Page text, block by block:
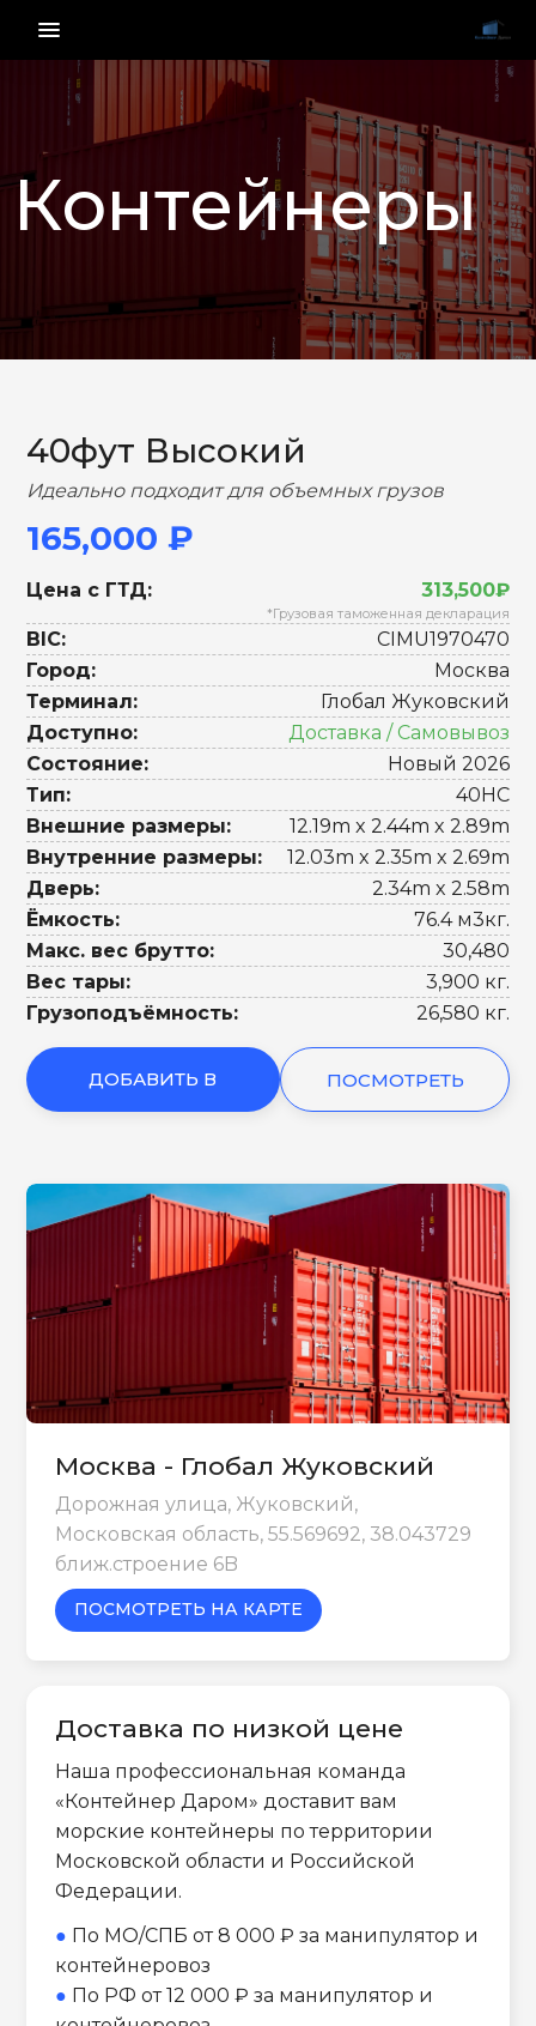
menu_vert
Контейнеры
НАЗАД ВПЕРЕД
40фут Высокий
Идеально подходит для объемных грузов
165,000 ₽
Цена с ГТД: 313,500₽
*Грузовая таможенная декларация
BIC:
CIMU1970470
Город:
Москва
Терминал:
Глобал Жуковский
Доступно:
Доставка / Самовывоз
Состояние:
Новый 2026
Тип:
40HC
Внешние размеры:
12.19m x 2.44m x 2.89m
Внутренние размеры:
12.03m x 2.35m x 2.69m
Дверь:
2.34m x 2.58m
Ёмкость:
76.4 м3кг.
Макс. вес брутто:
30,480
Вес тары:
3,900 кг.
Грузоподъёмность:
26,580 кг.
ДОБАВИТЬ В ПОСМОТРЕТЬ
Москва - Глобал Жуковский
Дорожная улица, Жуковский,
Московская область, 55.569692, 38.043729
ближ.строение 6B
ПОСМОТРЕТЬ НА КАРТЕ
Доставка по низкой цене
Наша профессиональная команда
«Контейнер Даром» доставит вам
морские контейнеры по территории
Московской области и Российской
Федерации.
● По МО/СПБ от 8 000 ₽ за манипулятор и
контейнеровоз
● По РФ от 12 000 ₽ за манипулятор и